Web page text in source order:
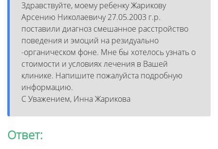
Здравствуйте, моему ребенку Жарикову
Арсению Николаевичу 27.05.2003 г.р.
поставили диагноз смешанное расстройство
поведения и эмоций на резидуально
-органическом фоне. Мне бы хотелось узнать о
стоимости и условиях лечения в Вашей
клинике. Напишите пожалуйста подробную
информацию.
С Уважением, Инна Жарикова
Ответ: